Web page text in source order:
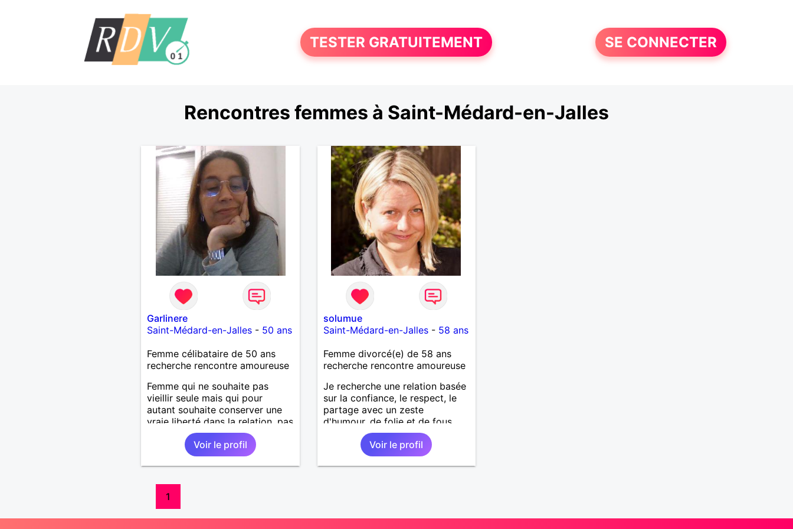
TESTER GRATUITEMENT SE CONNECTER
Rencontres femmes à Saint-Médard-en-Jalles
Garlinere
Saint-Médard-en-Jalles- 50 ans
Femme célibataire de 50 ans
recherche rencontre amoureuse
Femme qui ne souhaite pas
vieillir seule mais qui pour
autant souhaite conserver une
vraie liberté dans la relation. pas
d'échangisme seulement que
chacun puisse conserver un
espace vital
Voir le profil
solumue
Saint-Médard-en-Jalles- 58 ans
Femme divorcé(e) de 58 ans
recherche rencontre amoureuse
Je recherche une relation basée
sur la confiance, le respect, le
partage avec un zeste
d'humour, de folie et de fous
Voir le profil
1